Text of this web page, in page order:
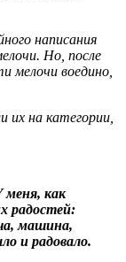
написания
Но, после
мелочи воедино,
их на категории,
меня, как
радостей:
машина,
и радовало.